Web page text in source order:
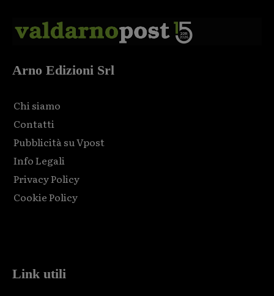
Arno Edizioni Srl
Chi siamo
Contatti
Pubblicità su Vpost
Info Legali
Privacy Policy
Cookie Policy
Link utili